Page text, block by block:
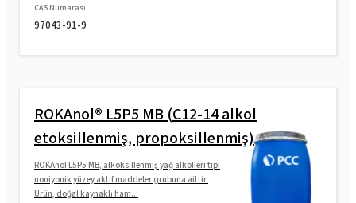
CAS Numarası.
97043-91-9
ROKAnol® L5P5 MB (C12-14 alkol
etoksillenmiş, propoksillenmiş)
ROKAnol L5P5 MB, alkoksillenmiş yağ alkolleri tipi
noniyonik yüzey aktif maddeler grubuna aittir.
Ürün, doğal kaynaklı ham...